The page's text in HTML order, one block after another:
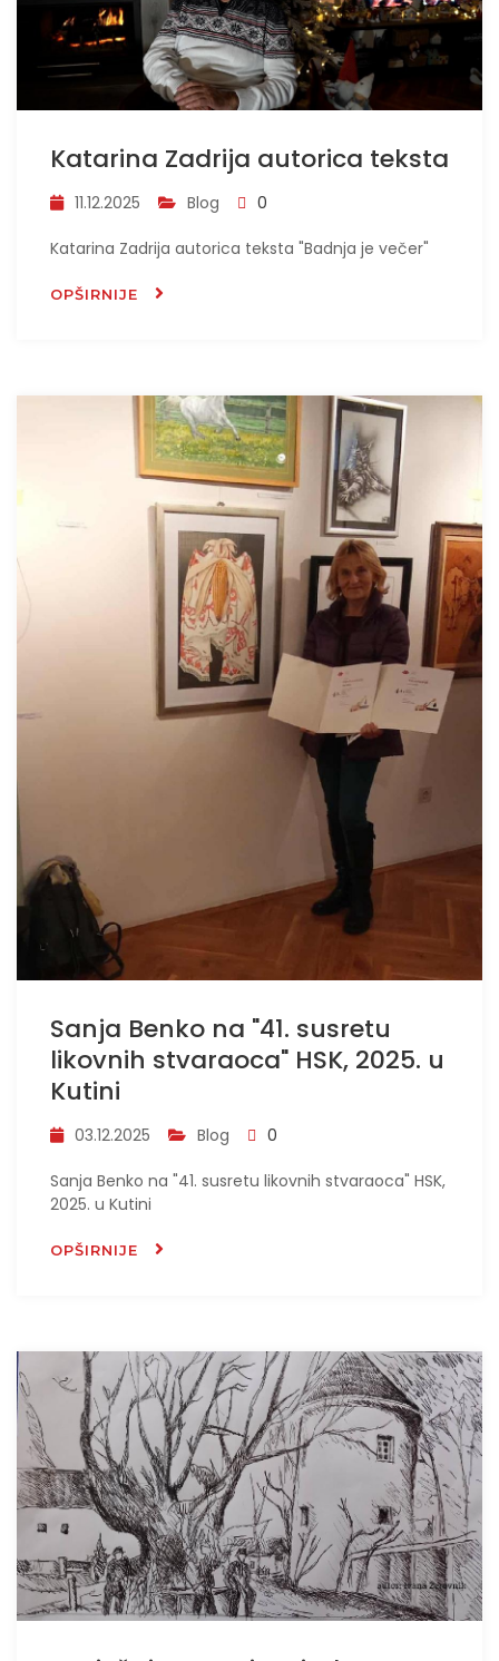
Katarina Zadrija autorica teksta
11.12.2025 Blog 0
Katarina Zadrija autorica teksta "Badnja je večer"
OPŠIRNIJE
Sanja Benko na "41. susretu
likovnih stvaraoca" HSK, 2025. u
Kutini
03.12.2025 Blog 0
Sanja Benko na "41. susretu likovnih stvaraoca" HSK,
2025. u Kutini
OPŠIRNIJE